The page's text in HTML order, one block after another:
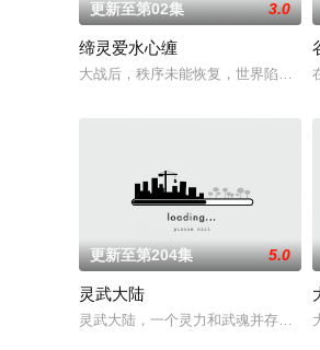
更新至第02集 3.0
缔灵爱水心缠
大战后，秩序未能恢复，世界陷入混
更新至第204集 5.0
灵武大陆
灵武大陆，一个灵力和武魂并存的世